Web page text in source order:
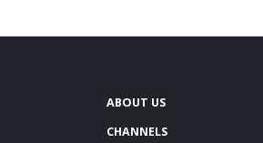
ABOUT US
CHANNELS